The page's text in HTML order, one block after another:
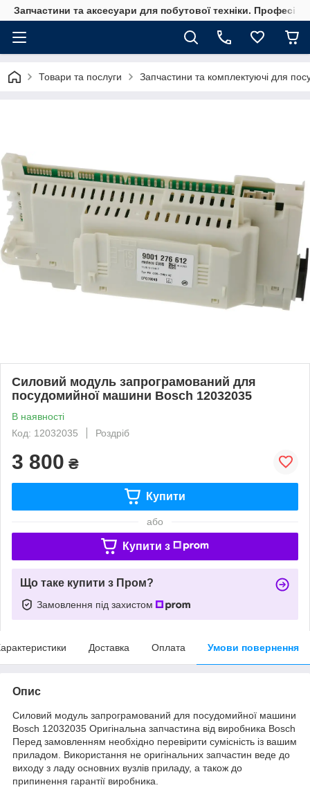
Запчастини та аксесуари для побутової техніки.
Товари та послуги Запчастини та комплектуючі для
Силовий модуль запрограмований для
посудомийної машини Bosch 12032035
В наявності
Код: 12032035
Роздріб
3 800 ₴
Купити
або
Купити з
Що таке купити з Пром?
Замовлення під захистом
Доставка Оплата Умови повернення
Опис
Силовий модуль запрограмований для посудомийної машини
Bosch 12032035 Оригінальна запчастина від виробника Bosch
Перед замовленням необхідно перевірити сумісність із вашим
приладом. Використання не оригінальних запчастин веде до
виходу з ладу основних вузлів приладу, а також до
припинення гарантії виробника.